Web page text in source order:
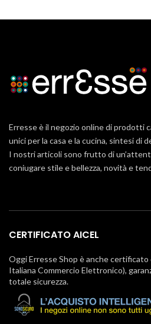
Erresse è il negozio online di prodotti
unici per la casa e la cucina, sintesi di
I nostri articoli sono frutto di
coniugare stile e bellezza, novità e
CERTIFICATO AICEL
Oggi Erresse Shop è anche certificato
Italiana Commercio Elettronico),
totale sicurezza.